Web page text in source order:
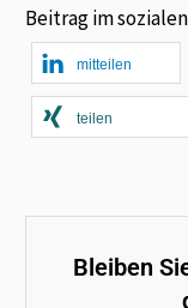
Beitrag im
mitteilen
teilen
Bleiben